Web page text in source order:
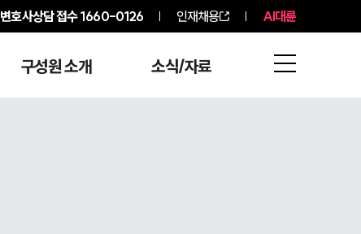
변호사상담 접수1660-0126 인재채용 AI대륜
구성원 소개 소식/자료